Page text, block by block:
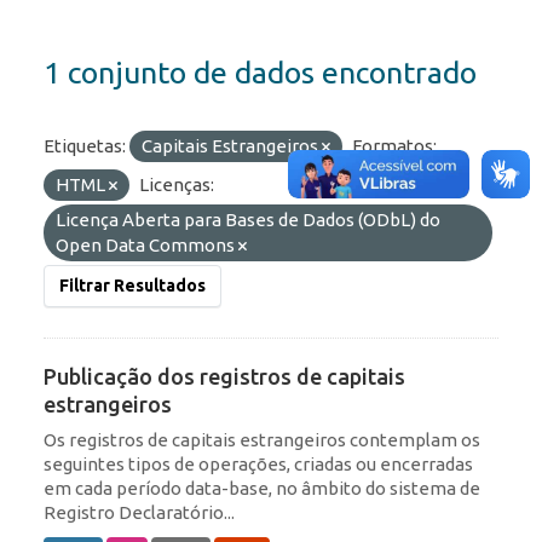
1 conjunto de dados encontrado
Etiquetas: Capitais Estrangeiros
Formatos:
HTML
Licenças:
Licença Aberta para Bases de Dados (ODbL) do
Open Data Commons
Filtrar Resultados
Publicação dos registros de capitais
estrangeiros
Os registros de capitais estrangeiros contemplam os
seguintes tipos de operações, criadas ou encerradas
em cada período data-base, no âmbito do sistema de
Registro Declaratório...